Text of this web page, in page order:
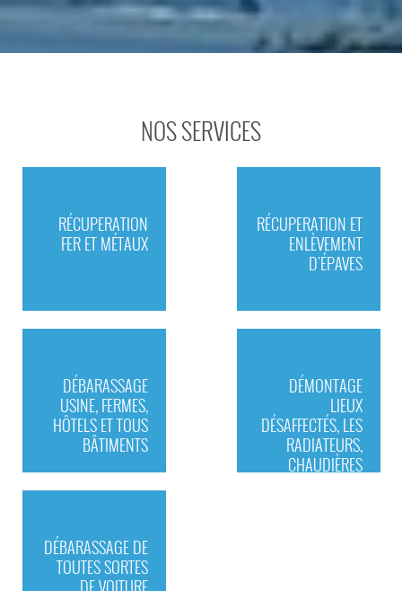
NOS SERVICES
RÉCUPERATION
FER ET MÉTAUX
RÉCUPERATION ET
ENLÈVEMENT
D'ÉPAVES
DÉBARASSAGE
USINE, FERMES,
HÔTELS ET TOUS
BÂTIMENTS
DÉMONTAGE
LIEUX
DÉSAFFECTÉS, LES
RADIATEURS,
CHAUDIÈRES
DÉBARASSAGE DE
TOUTES SORTES